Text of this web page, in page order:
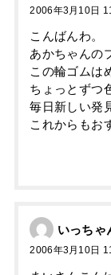
2006年3月10日
こんばんわ。
あかちゃんの
この輪ゴムは
ちょっとずつ
毎日新しい発
これからもお
いっちゃ
2006年3月10日